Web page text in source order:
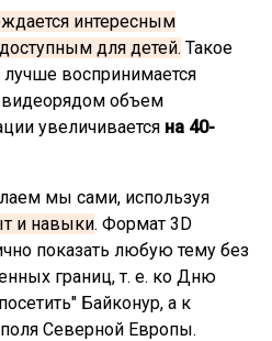
интересным
для детей. Такое
воспринимается
видеорядом объем
увеличивается на 40-
мы сами, используя
и навыки. Формат 3D
показать любую тему без
границ, т. е. ко Дню
Байконур, а к
Северной Европы.